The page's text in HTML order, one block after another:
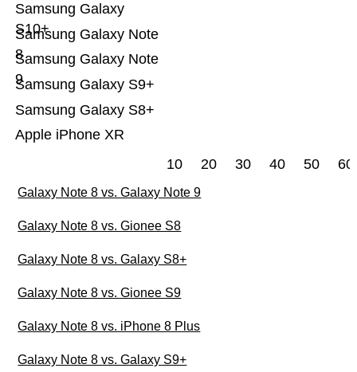
Apple iPhone XR
Samsung Galaxy S8+
Samsung Galaxy S9+
Samsung Galaxy Note
9
Samsung Galaxy Note
8
Samsung Galaxy
S10+
10 20 30 40 50 60
Galaxy Note 8 vs. Galaxy Note 9
Galaxy Note 8 vs. Gionee S8
Galaxy Note 8 vs. Galaxy S8+
Galaxy Note 8 vs. Gionee S9
Galaxy Note 8 vs. iPhone 8 Plus
Galaxy Note 8 vs. Galaxy S9+